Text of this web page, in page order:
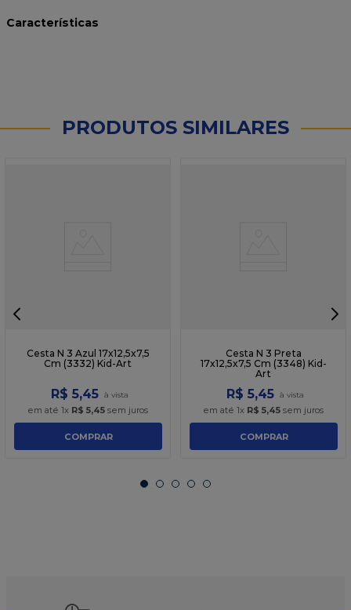
Características
PRODUTOS SIMILARES
Cesta N 3 Azul 17x12,5x7,5
Cm (3332) Kid-Art
R$ 5,45
em até 1x R$ 5,45 sem juros
COMPRAR
Cesta N 3 Preta
17x12,5x7,5 Cm (3348) Kid-
Art
R$ 5,45
em até 1x R$ 5,45 sem juros
COMPRAR